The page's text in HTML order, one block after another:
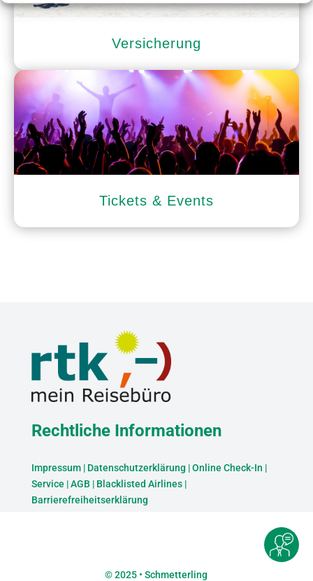
Versicherung
Tickets & Events
Rechtliche Informationen
Impressum| Datenschutzerklärung |Online Check-In |
Service |AGB | Blacklisted Airlines|
Barrierefreiheitserklärung
©2025 • Schmetterling